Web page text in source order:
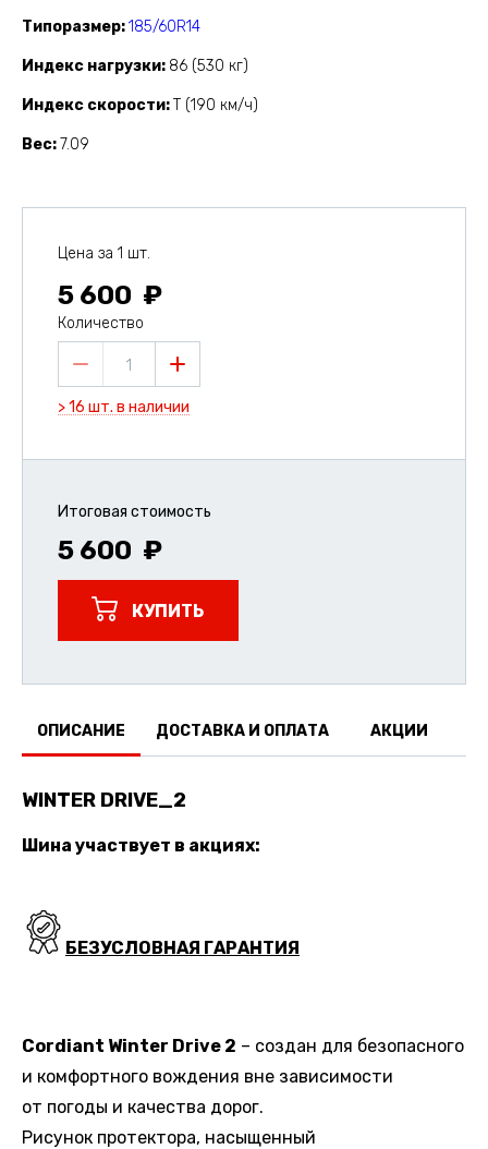
Типоразмер 185/60R14
Индекс нагрузки 86 (530 кг)
Индекс скорости T (190 км/ч)
Вес 7.09
Цена за 1 шт.
5 600
Количество
1
> 16 шт. в наличии
Итоговая стоимость
5 600
КУПИТЬ
ОПИСАНИЕ ДОСТАВКА И ОПЛАТА АКЦИИ
WINTER DRIVE_2
Шина участвует в акциях:
БЕЗУСЛОВНАЯ ГАРАНТИЯ
Cordiant Winter Drive 2 – создан для безопасного
и комфортного вождения вне зависимости
от погоды и качества дорог.
Рисунок протектора, насыщенный